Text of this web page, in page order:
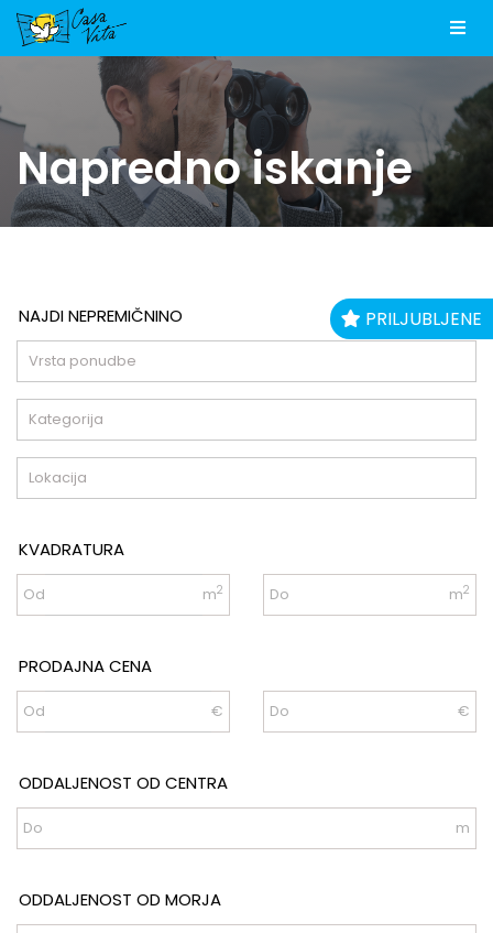
PRILJUBLJENE
Napredno iskanje
NAJDI NEPREMIČNINO
KVADRATURA
Od m2 Do m2
PRODAJNA CENA
Od € Do €
ODDALJENOST OD CENTRA
Do m
ODDALJENOST OD MORJA